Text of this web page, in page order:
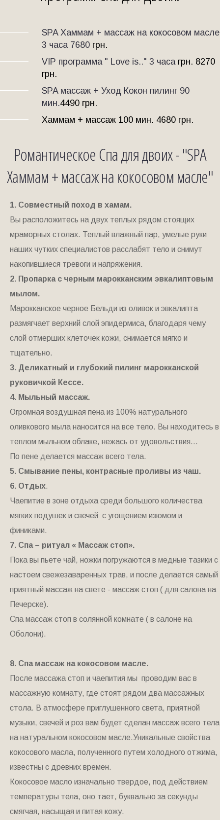
SPA Хаммам + массаж на кокосовом масле
3 часа 7680 грн.
VIP программа " Love is.." 3 часагрн. 8270
грн.
SPA массаж + Уход Кокон пилинг 90
мин.4490 грн.
Хаммам + массаж 100 мин. 4680 грн.
Романтическое Спа для двоих - "SPA
Хаммам + массаж на кокосовом масле"
1. Совместный поход в хамам.
Вы расположитесь на двух теплых рядом стоящих
мраморных столах. Теплый влажный пар, умелые руки
наших чутких специалистов расслабят тело и снимут
накопившиеся тревоги и напряжения.
2. Пропарка с черным марокканским эвкалиптовым
мылом.
Марокканское черное Бельди из оливок и эвкалипта
размягчает верхний слой эпидермиса, благодаря чему
слой отмерших клеточек кожи, снимается мягко и
тщательно.
3. Деликатный и глубокий пилинг марокканской
руковичкой Кессе.
4. Мыльный массаж.
Огромная воздушная пена из 100% натурального
оливкового мыла наносится на все тело. Вы находитесь в
теплом мыльном облаке, нежась от удовольствия...
По пене делается массаж всего тела.
5. Смывание пены, контрасные проливы из чаш.
6. Отдых.
Чаепитие в зоне отдыха среди большого количества
мягких подушек и свечей с угощением изюмом и
финиками.
7. Спа – ритуал « Массаж стоп».
Пока вы пьете чай, ножки погружаются в медные тазики с
настоем свежезаваренных трав, и после делается самый
приятный массаж на свете - массаж стоп ( для салона на
Печерске).
Спа массаж стоп в солянной комнате ( в салоне на
Оболони).
8. Спа массаж на кокосовом масле.
После массажа стоп и чаепития мы проводим вас в
массажную комнату, где стоят рядом два массажных
стола. В атмосфере приглушенного света, приятной
музыки, свечей и роз вам будет сделан массаж всего тела
на натуральном кокосовом масле.Уникальные свойства
кокосового масла, полученного путем холодного отжима,
известны с древних времен.
Кокосовое масло изначально твердое, под действием
температуры тела, оно тает, буквально за секунды
смягчая, насыщая и питая кожу.